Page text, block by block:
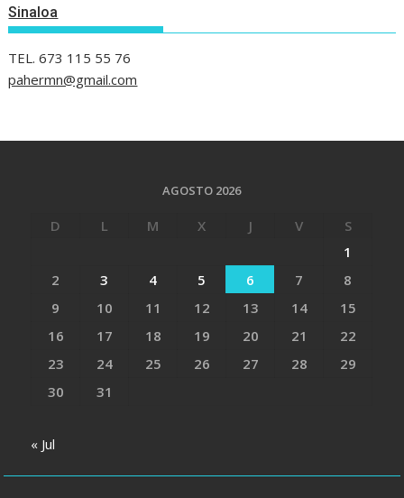
Sinaloa
TEL. 673 115 55 76
pahermn@gmail.com
AGOSTO 2026
D L M X J V
S
1
2
3 4 5 6 7
8
9
10 11 12 13 14
15
16
17 18 19 20 21
22
23
24 25 26 27 28
29
30
31
« Jul